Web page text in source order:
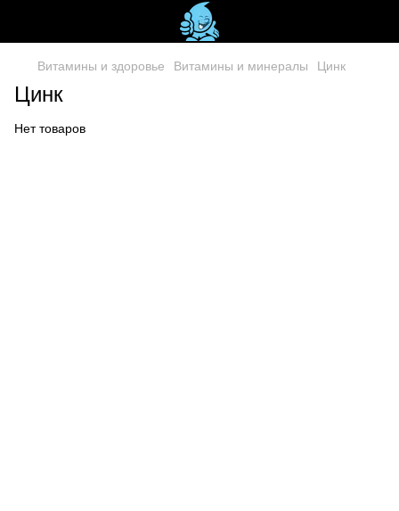
Витамины и здоровье Витамины и минералы Цинк
Цинк
Нет товаров